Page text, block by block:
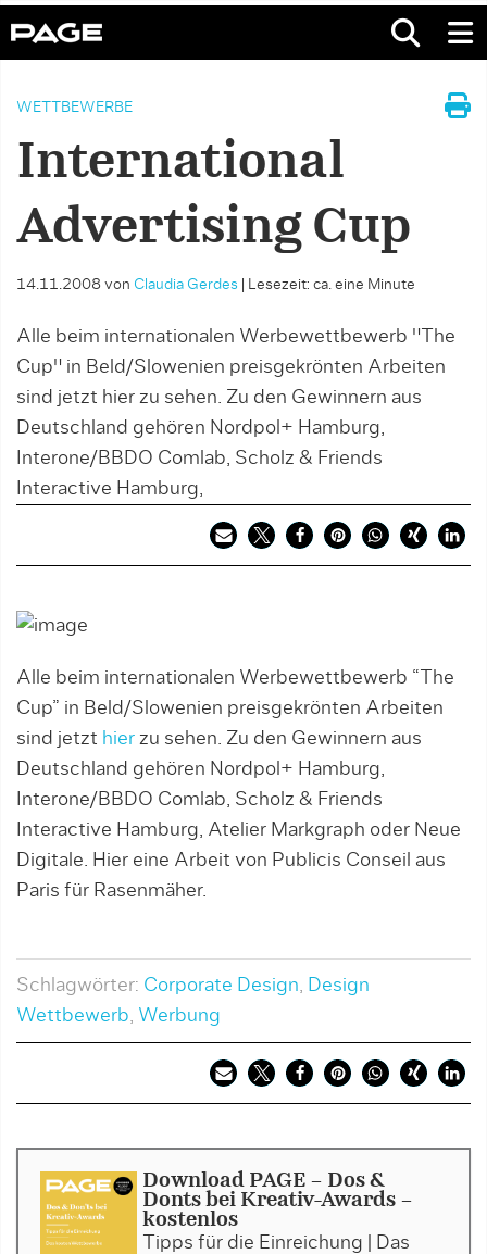
WETTBEWERBE
International
Advertising Cup
14.11.2008 von Claudia Gerdes Lesezeit: ca. eine Minute
Alle beim internationalen Werbewettbewerb "The
Cup" in Beld/Slowenien preisgekrönten Arbeiten
sind jetzt hier zu sehen. Zu den Gewinnern aus
Deutschland gehören Nordpol+ Hamburg,
Interone/BBDO Comlab, Scholz & Friends
Interactive Hamburg,
Alle beim internationalen Werbewettbewerb “The
Cup” in Beld/Slowenien preisgekrönten Arbeiten
sind jetzt hier zu sehen. Zu den Gewinnern aus
Deutschland gehören Nordpol+ Hamburg,
Interone/BBDO Comlab, Scholz & Friends
Interactive Hamburg, Atelier Markgraph oder Neue
Digitale. Hier eine Arbeit von Publicis Conseil aus
Paris für Rasenmäher.
Schlagwörter: Corporate Design
Design
Wettbewerb Werbung
Download PAGE - Dos &
Donts bei Kreativ-Awards -
kostenlos
Tipps für die Einreichung | Das